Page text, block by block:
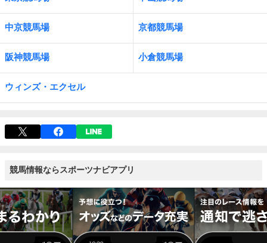
中京競馬場 京都競馬場
阪神競馬場 小倉競馬場
ウィンズ・エクセル
競馬情報ならスポーツナビアプリ